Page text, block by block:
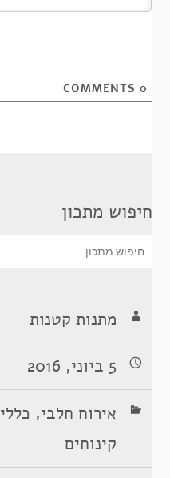
0
חיפוש מתכון
מתנות קטנות
5 ביוני, 2016
אירוח חלבי, כללי
קינוחים